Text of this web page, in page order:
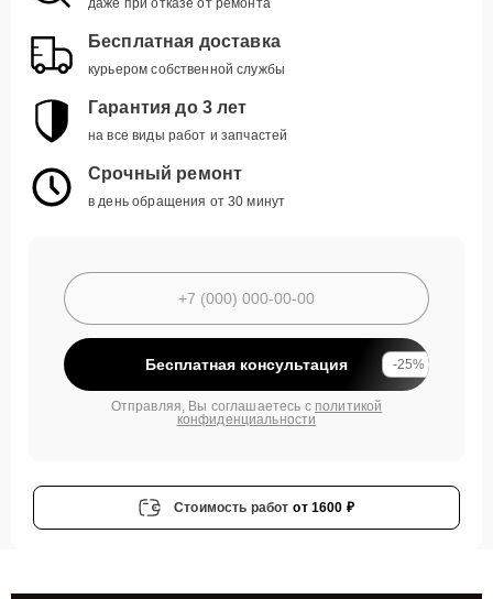
даже при отказе от ремонта
Бесплатная доставка
курьером собственной службы
Гарантия до 3 лет
на все виды работ и запчастей
Срочный ремонт
в день обращения от 30 минут
Бесплатная консультация -25%
Отправляя, Вы соглашаетесь с политикой
конфиденциальности
Стоимость работ от 1600 ₽